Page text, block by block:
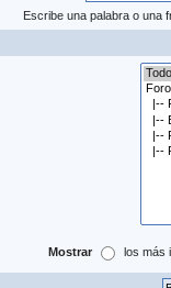
Escribe una palabra o una
Mostrar los más